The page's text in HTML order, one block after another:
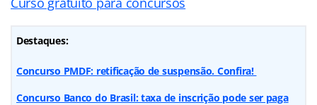
Destaques:
Concurso PMDF: retificação de suspensão. Confira!
Concurso Banco do Brasil: taxa de inscrição pode ser paga